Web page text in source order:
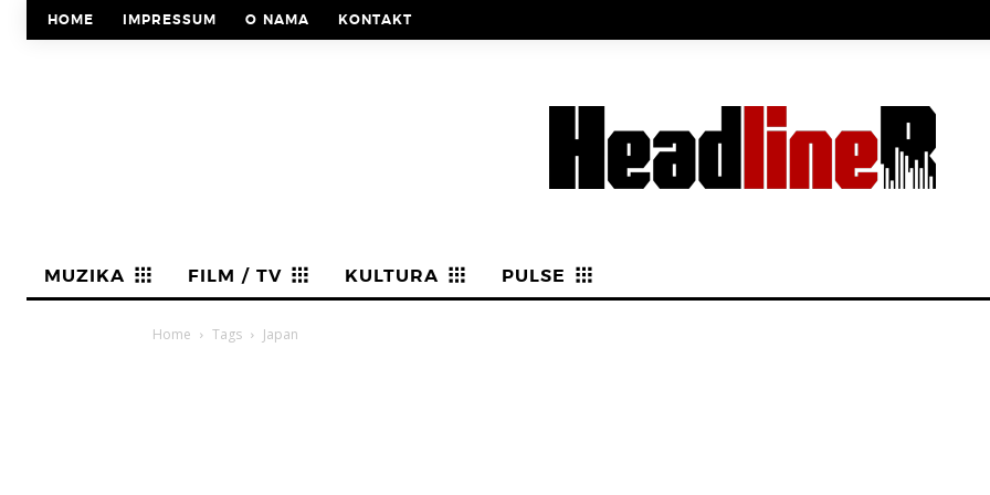
HOME IMPRESSUM O NAMA KONTAKT
MUZIKA FILM / TV KULTURA PULSE
Home Tags Japan